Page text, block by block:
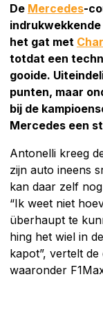
De Mercedes-
het gat met
totdat een
gooide.
punten, maar
bij de
Mercedes een
Antonelli kreeg
zijn auto ineens
kan daar zelf
“Ik weet niet
überhaupt te
hing het wiel in
kapot”, vertelt
waaronder